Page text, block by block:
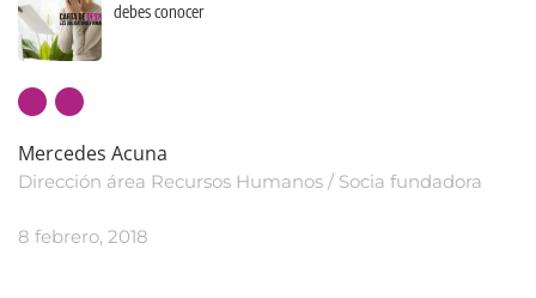
Mercedes Acuna
Dirección área Recursos Humanos / Socia fundadora
8 febrero, 2018
debes conocer